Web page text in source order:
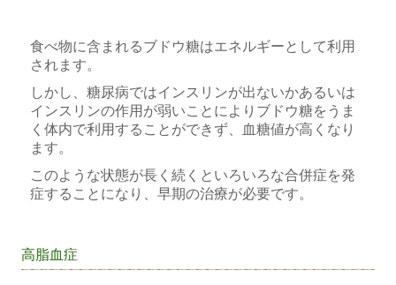
食べ物に含まれるブドウ糖はエネルギーとして利用
されます。
しかし、糖尿病ではインスリンが出ないかあるいは
インスリンの作用が弱いことによりブドウ糖をうま
く体内で利用することができず、血糖値が高くなり
ます。
このような状態が長く続くといろいろな合併症を発
症することになり、早期の治療が必要です。
高脂血症